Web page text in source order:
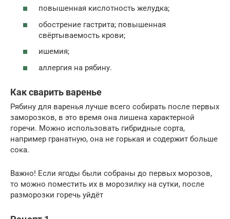
повышенная кислотность желудка;
обострение гастрита; повышенная
свёртываемость крови;
ишемия;
аллергия на рябину.
Как сварить варенье
Рябину для варенья лучше всего собирать после первых
заморозков, в это время она лишена характерной
горечи. Можно использовать гибридные сорта,
например гранатную, она не горькая и содержит больше
сока.
Важно! Если ягоды были собраны до первых морозов,
то можно поместить их в морозилку на сутки, после
разморозки горечь уйдёт